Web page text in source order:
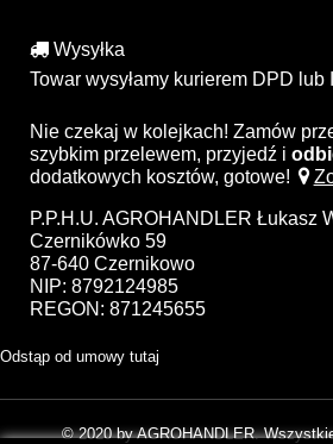
Wysyłka
Towar wysyłamy kurierem DPD lub
Nie czekaj w kolejkach! Zamów
szybkim przelewem, przyjedź i
dodatkowych kosztów, gotowe!
P.P.H.U. AGROHANDLER Łukasz
Czernikówko 59
87-640 Czernikowo
NIP: 8792124985
REGON: 871245655
Odstąp od umowy tutaj
© 2020 by AGROHANDLER.